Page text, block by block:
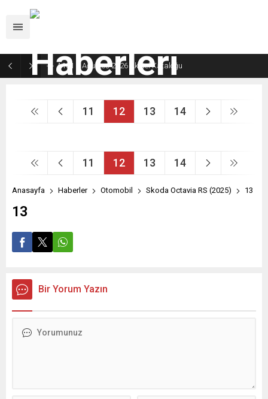
A101 8 Ağustos 2026 Aktüel Kataloğu
11 12 13 14
11 12 13 14
Anasayfa Haberler Otomobil Skoda Octavia RS (2025) 13
13
Bir Yorum Yazın